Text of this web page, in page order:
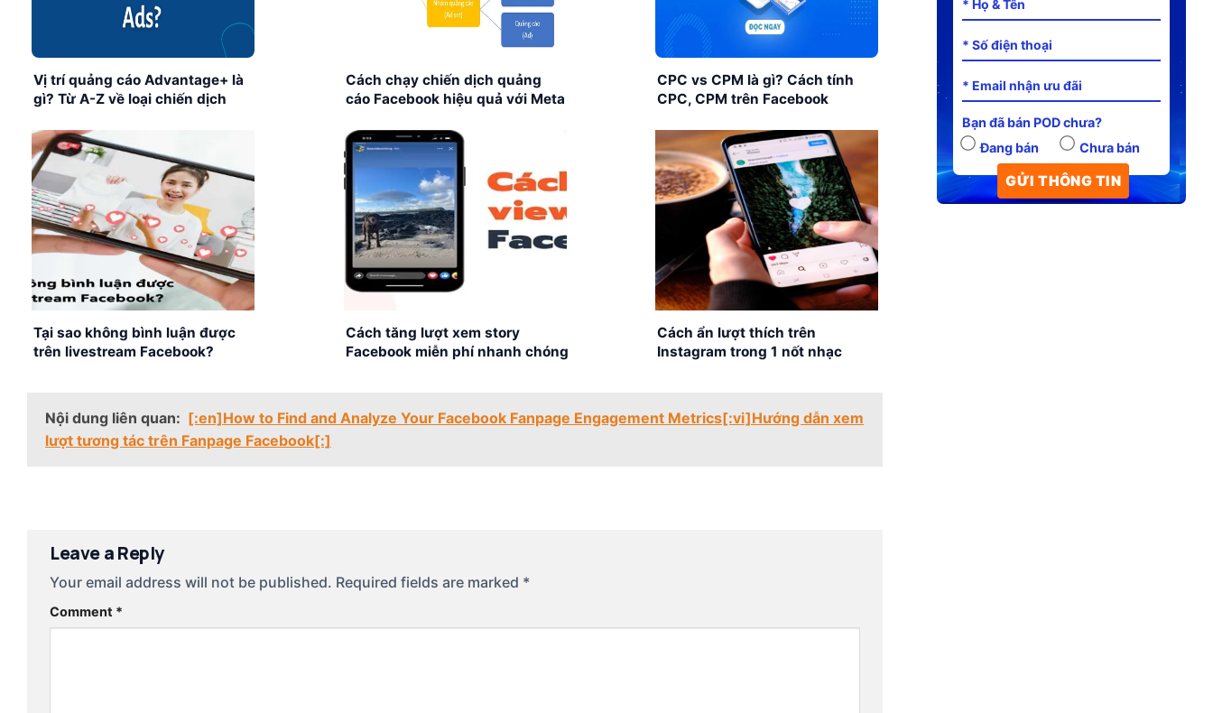
Vị trí quảng cáo Advantage+ là
gì? Từ A-Z về loại chiến dịch
Cách chạy chiến dịch quảng
cáo Facebook hiệu quả với Meta
CPC vs CPM là gì? Cách tính
CPC, CPM trên Facebook
Tại sao không bình luận được
trên livestream Facebook?
Cách tăng lượt xem story
Facebook miễn phí nhanh chóng
Cách ẩn lượt thích trên
Instagram trong 1 nốt nhạc
Nội dung liên quan: [:en]How to Find and Analyze Your Facebook Fanpage Engagement Metrics[:vi]Hướng dẫn xem
lượt tương tác trên Fanpage Facebook[:]
Leave a Reply
Your email address will not be published. Required fields are marked *
Comment *
Bạn đã bán POD chưa?
Đang bán
Chưa bán